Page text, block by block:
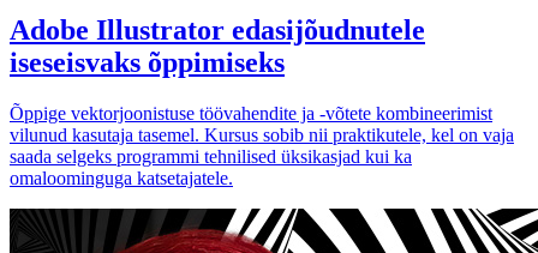
Adobe Illustrator edasijõudnutele
iseseisvaks õppimiseks
Õppige vektorjoonistuse töövahendite ja -võtete kombineerimist
vilunud kasutaja tasemel. Kursus sobib nii praktikutele, kel on vaja
saada selgeks programmi tehnilised üksikasjad kui ka
omaloominguga katsetajatele.